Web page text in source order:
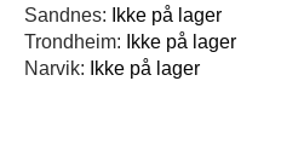
Sandnes:
Ikke på lager
Trondheim:
Ikke på lager
Narvik:
Ikke på lager